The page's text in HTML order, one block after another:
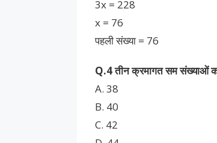
3x = 228
x = 76
पहली संख्या = 76
Q.4 तीन क्रमागत सम संख्याओं
A. 38
B. 40
C. 42